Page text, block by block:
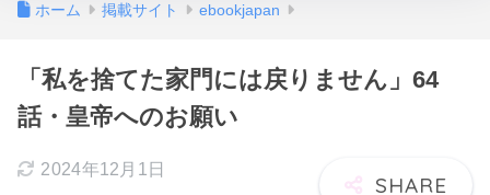
ホーム 掲載サイト ebookjapan
「私を捨てた家門には戻りません」64
話・皇帝へのお願い
2024年12月1日